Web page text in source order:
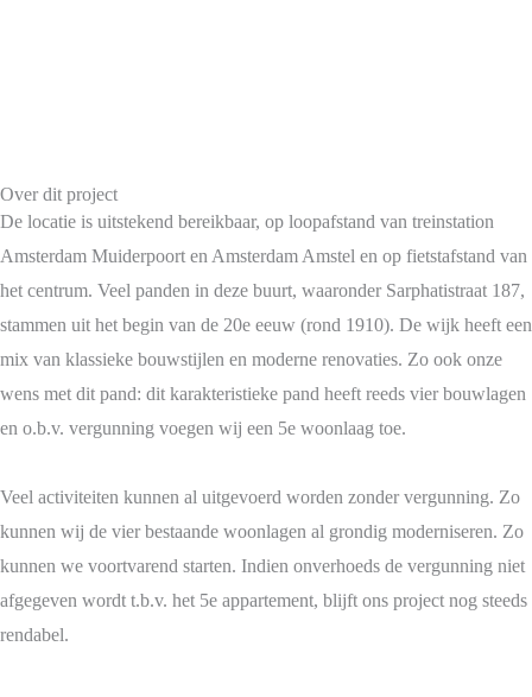
Over dit project
De locatie is uitstekend bereikbaar, op loopafstand van treinstation
Amsterdam Muiderpoort en Amsterdam Amstel en op fietstafstand van
het centrum. Veel panden in deze buurt, waaronder Sarphatistraat 187,
stammen uit het begin van de 20e eeuw (rond 1910). De wijk heeft een
mix van klassieke bouwstijlen en moderne renovaties. Zo ook onze
wens met dit pand: dit karakteristieke pand heeft reeds vier bouwlagen
en o.b.v. vergunning voegen wij een 5e woonlaag toe.
Veel activiteiten kunnen al uitgevoerd worden zonder vergunning. Zo
kunnen wij de vier bestaande woonlagen al grondig moderniseren. Zo
kunnen we voortvarend starten. Indien onverhoeds de vergunning niet
afgegeven wordt t.b.v. het 5e appartement, blijft ons project nog steeds
rendabel.